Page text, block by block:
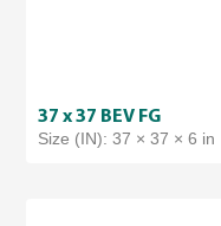
37 x 37 BEV FG
Size (IN): 37 × 37 × 6 in